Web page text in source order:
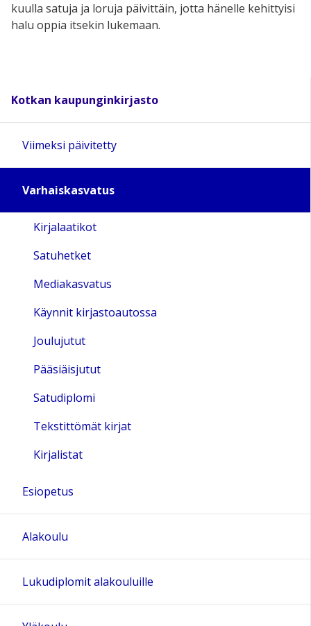
kuulla satuja ja loruja päivittäin, jotta hänelle kehittyisi
halu oppia itsekin lukemaan.
Kotkan kaupunginkirjasto
Viimeksi päivitetty
Varhaiskasvatus
Kirjalaatikot
Satuhetket
Mediakasvatus
Käynnit kirjastoautossa
Joulujutut
Pääsiäisjutut
Satudiplomi
Tekstittömät kirjat
Kirjalistat
Esiopetus
Alakoulu
Lukudiplomit alakouluille